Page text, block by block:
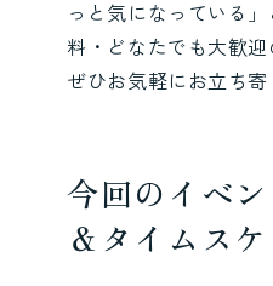
っと気になっている
料・どなたでも大歓迎
ぜひお気軽にお立ち寄
今回のイベ
＆タイムス